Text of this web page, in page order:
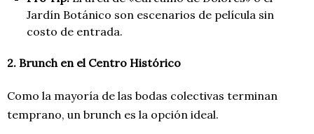
Jardín Botánico son escenarios de película sin
costo de entrada.
2. Brunch en el Centro Histórico
Como la mayoría de las bodas colectivas terminan
temprano, un brunch es la opción ideal.